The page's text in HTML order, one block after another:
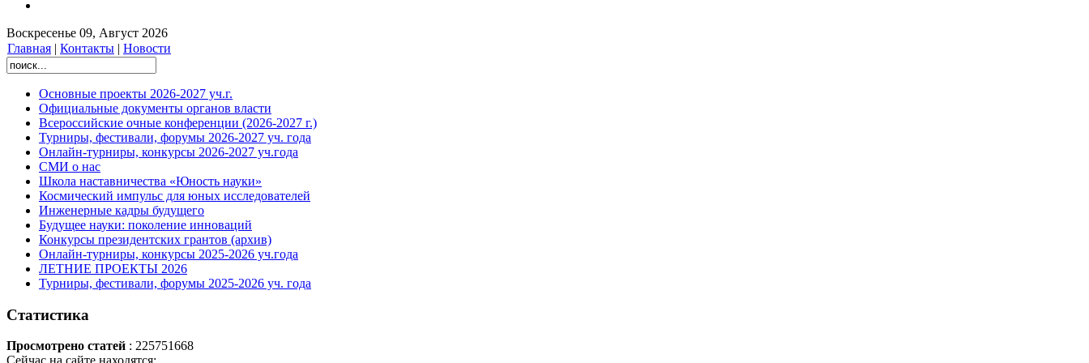
Воскресенье 09, Август 2026
Главная | Контакты | Новости
Основные проекты 2026-2027 уч.г.
Официальные документы органов власти
Всероссийские очные конференции (2026-2027 г.)
Турниры, фестивали, форумы 2026-2027 уч. года
Онлайн-турниры, конкурсы 2026-2027 уч.года
СМИ о нас
Школа наставничества «Юность науки»
Космический импульс для юных исследователей
Инженерные кадры будущего
Будущее науки: поколение инноваций
Конкурсы президентских грантов (архив)
Онлайн-турниры, конкурсы 2025-2026 уч.года
ЛЕТНИЕ ПРОЕКТЫ 2026
Турниры, фестивали, форумы 2025-2026 уч. года
Статистика
Просмотрено статей : 225751668